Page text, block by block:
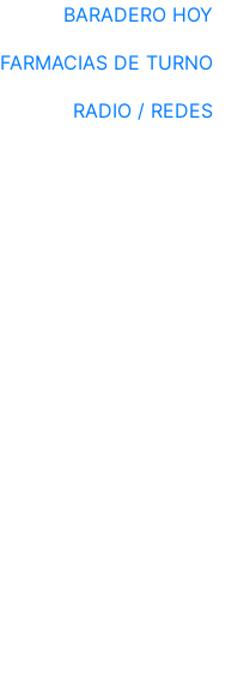
BARADERO HOY
FARMACIAS DE TURNO
RADIO / REDES